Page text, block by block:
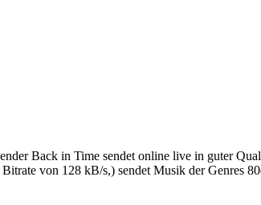
Back in Time sendet online live in guter
von 128 kB/s,) sendet Musik der Genres